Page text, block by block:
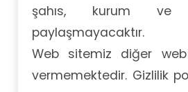
şahıs, kurum ve
paylaşmayacaktır.
Web sitemiz diğer
vermemektedir. Gizlilik